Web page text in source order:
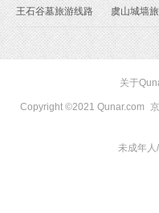
王石谷墓旅游线路
虞山城墙
关于
Copyright ©2021 Qunar.com
未成年